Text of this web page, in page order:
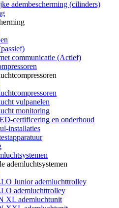
adembescherming (cilinders)
communicatie (Actief)
vulpanelen
monitoring
certificering en onderhoud
installaties
ademluchtsystemen
Junior ademluchttrolley
ademluchttrolley
XL ademluchtunit